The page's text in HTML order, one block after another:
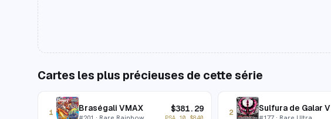
Cartes les plus précieuses de cette série
1 Braségali VMAX $381.29 2 Sulfura de Galar V